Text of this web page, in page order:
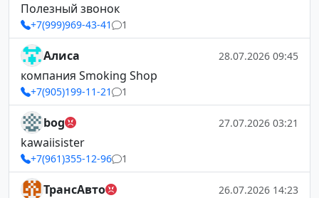
Полезный звонок
+7(999)969-43-41 1
Алиса 28.07.2026 09:45
компания Smoking Shop
+7(905)199-11-21 1
bog 27.07.2026 03:21
kawaiisister
+7(961)355-12-96 1
ТрансАвто 26.07.2026 14:23